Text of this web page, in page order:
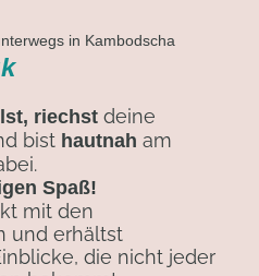
riechstdeine
bist hautnah am
Spaß!
mit den
und erhältst
die nicht jeder